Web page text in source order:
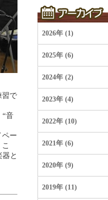
習で
“音
ペー
と
2026年 (1)
2025年 (6)
2024年 (2)
2023年 (4)
2022年 (10)
2021年 (6)
2020年 (9)
2019年 (11)